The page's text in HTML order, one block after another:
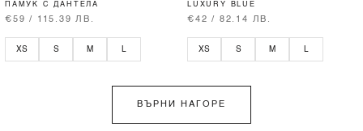
ПАМУК С ДАНТЕЛА
€59 / 115.39 ЛВ.
XS S M L
LUXURY BLUE
€42 / 82.14 ЛВ.
XS S M L
ВЪРНИ НАГОРЕ